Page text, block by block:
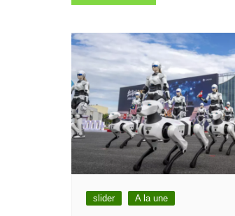
de
l’article
slider A la une